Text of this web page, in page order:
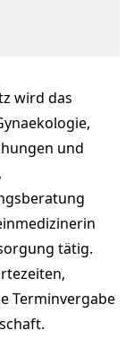
wird das
und
tätig.
Terminvergabe